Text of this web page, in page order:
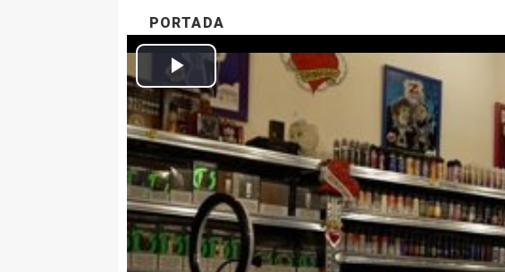
PORTADA